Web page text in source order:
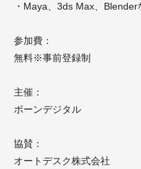
・Maya、3ds Max、
参加費：
無料※事前登録制
主催：
ボーンデジタル
協賛：
オートデスク株式会社